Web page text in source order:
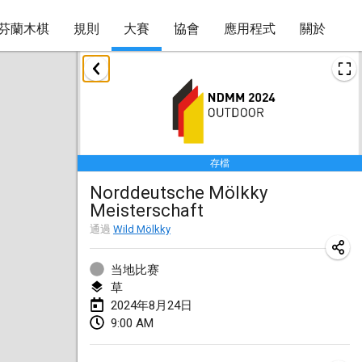
蘭木棋 規則 大賽 協會 應用程式 關於
存檔
Norddeutsche Mölkky
Meisterschaft
通過 Wild Mölkky
当地比赛
草
2024年8月24日
9:00 AM
2024年1月
2024年1月20日
Indoor Polish Open 2024 - Singles
2024年1月20日 |波蘭
Open de Boulay Triplette
2024年1月20日|法國
2024年1月20日
Indoor Polish Open 2024 - Doubles